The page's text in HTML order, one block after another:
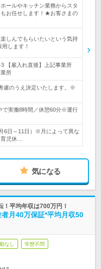
ールやキッチン業務からスタ
お任せします！★お客さまの
しんでもらいたいという気持
します！
【雇入れ直後】上記事業所
所
慮のうえ決定いたします。※
で実働8時間／休憩60分※運行
6日～11日）※月によって異な
児休…
気になる
平均年収は700万円！
月40万保証*平均月収50
なし 学歴不問